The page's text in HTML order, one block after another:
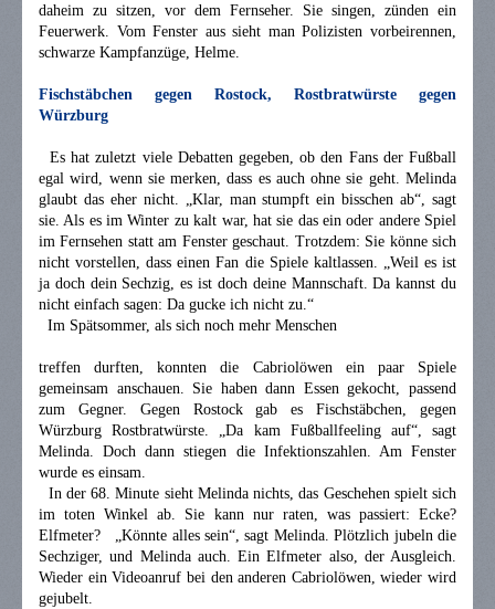
daheim zu sitzen, vor dem Fernseher. Sie singen, zünden ein
Feuerwerk. Vom Fenster aus sieht man Polizisten vorbeirennen,
schwarze Kampfanzüge, Helme.
Fischstäbchen gegen Rostock, Rostbratwürste gegen
Würzburg
Es hat zuletzt viele Debatten gegeben, ob den Fans der Fußball
egal wird, wenn sie merken, dass es auch ohne sie geht. Melinda
glaubt das eher nicht. „Klar, man stumpft ein bisschen ab“, sagt
sie. Als es im Winter zu kalt war, hat sie das ein oder andere Spiel
im Fernsehen statt am Fenster geschaut. Trotzdem: Sie könne sich
nicht vorstellen, dass einen Fan die Spiele kaltlassen. „Weil es ist
ja doch dein Sechzig, es ist doch deine Mannschaft. Da kannst du
nicht einfach sagen: Da gucke ich nicht zu.“
Im Spätsommer, als sich noch mehr Menschen
treffen durften, konnten die Cabriolöwen ein paar Spiele
gemeinsam anschauen. Sie haben dann Essen gekocht, passend
zum Gegner. Gegen Rostock gab es Fischstäbchen, gegen
Würzburg Rostbratwürste. „Da kam Fußballfeeling auf“, sagt
Melinda. Doch dann stiegen die Infektionszahlen. Am Fenster
wurde es einsam.
In der 68. Minute sieht Melinda nichts, das Geschehen spielt sich
im toten Winkel ab. Sie kann nur raten, was passiert: Ecke?
Elfmeter? „Könnte alles sein“, sagt Melinda. Plötzlich jubeln die
Sechziger, und Melinda auch. Ein Elfmeter also, der Ausgleich.
Wieder ein Videoanruf bei den anderen Cabriolöwen, wieder wird
gejubelt.